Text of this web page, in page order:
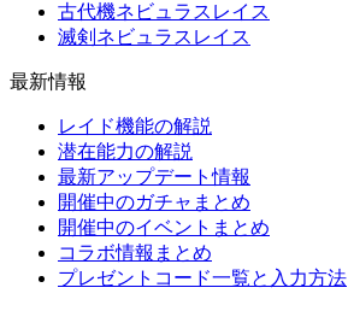
古代機ネビュラスレイス
滅剣ネビュラスレイス
最新情報
レイド機能の解説
潜在能力の解説
最新アップデート情報
開催中のガチャまとめ
開催中のイベントまとめ
コラボ情報まとめ
プレゼントコード一覧と入力方法